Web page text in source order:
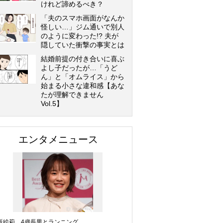
けれど諦めるべき？
「夫のスマホ画面がなんか
怪しい…」ジム通いで別人
のように変わった!? 夫が
隠していた衝撃の事実とは
結婚前提の付き合いに喜ぶ
よし子だったが…「うど
ん」と「オムライス」から
始まる小さな違和感【あな
たが理解できません
Vol.5】
エンタメニュース